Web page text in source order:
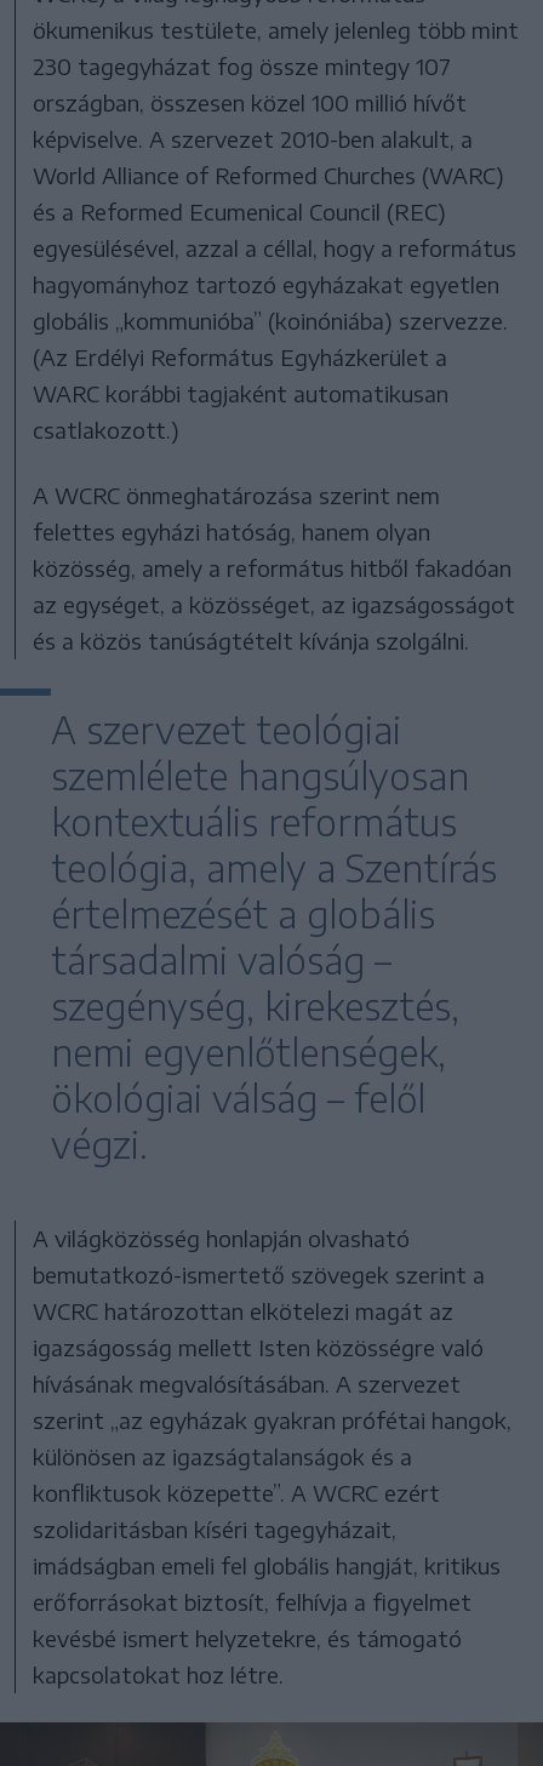
ökumenikus testülete, amely jelenleg több mint
230 tagegyházat fog össze mintegy 107
országban, összesen közel 100 millió hívőt
képviselve. A szervezet 2010-ben alakult, a
World Alliance of Reformed Churches (WARC)
és a Reformed Ecumenical Council (REC)
egyesülésével, azzal a céllal, hogy a református
hagyományhoz tartozó egyházakat egyetlen
globális „kommunióba” (koinóniába) szervezze.
(Az Erdélyi Református Egyházkerület a
WARC korábbi tagjaként automatikusan
csatlakozott.)
A WCRC önmeghatározása szerint nem
felettes egyházi hatóság, hanem olyan
közösség, amely a református hitből fakadóan
az egységet, a közösséget, az igazságosságot
és a közös tanúságtételt kívánja szolgálni.
A szervezet teológiai
szemlélete hangsúlyosan
kontextuális református
teológia, amely a Szentírás
értelmezését a globális
társadalmi valóság –
szegénység, kirekesztés,
nemi egyenlőtlenségek,
ökológiai válság – felől
végzi.
A világközösség honlapján olvasható
bemutatkozó-ismertető szövegek szerint a
WCRC határozottan elkötelezi magát az
igazságosság mellett Isten közösségre való
hívásának megvalósításában. A szervezet
szerint „az egyházak gyakran prófétai hangok,
különösen az igazságtalanságok és a
konfliktusok közepette”. A WCRC ezért
szolidaritásban kíséri tagegyházait,
imádságban emeli fel globális hangját, kritikus
erőforrásokat biztosít, felhívja a figyelmet
kevésbé ismert helyzetekre, és támogató
kapcsolatokat hoz létre.